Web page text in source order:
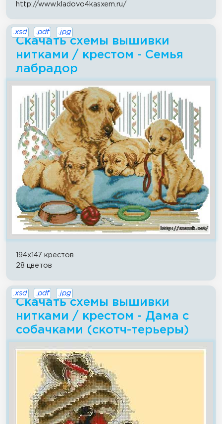
http://www.kladovo4kasxem.ru/
Скачать схемы вышивки
нитками / крестом - Семья
лабрадор
.xsd .pdf .jpg
194x147 крестов
28 цветов
Скачать схемы вышивки
нитками / крестом - Дама с
собачками (скотч-терьеры)
.xsd .pdf .jpg